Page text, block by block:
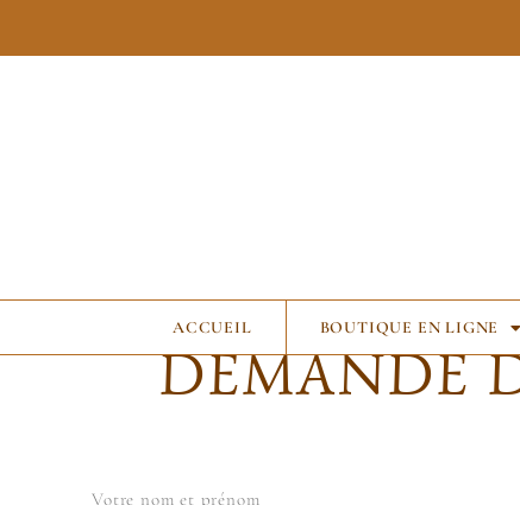
ACCUEIL BOUTIQUE EN LIGNE
DEMANDE
Votre nom et prénom